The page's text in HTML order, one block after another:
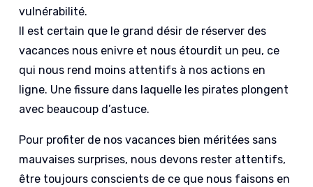
vulnérabilité.
Il est certain que le grand désir de réserver des
vacances nous enivre et nous étourdit un peu, ce
qui nous rend moins attentifs à nos actions en
ligne. Une fissure dans laquelle les pirates plongent
avec beaucoup d’astuce.
Pour profiter de nos vacances bien méritées sans
mauvaises surprises, nous devons rester attentifs,
être toujours conscients de ce que nous faisons en